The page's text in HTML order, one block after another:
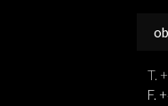
T.
F.